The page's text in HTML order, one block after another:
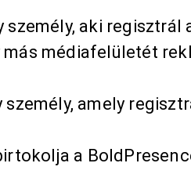
személy, aki
médiafelületét
személy, amely
a